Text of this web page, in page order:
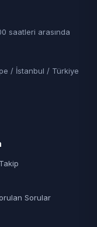
saatleri arasında
/ İstanbul / Türkiye
Sorular